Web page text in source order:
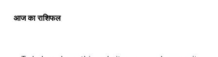
आज का राशिफल